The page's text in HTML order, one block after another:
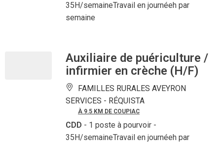
35H/semaineTravail en journéeh par
semaine
Auxiliaire de puériculture /
infirmier en crèche (H/F)
FAMILLES RURALES AVEYRON
SERVICES - RÉQUISTA
À 9.5 KM DE COUPIAC
CDD - 1 poste à pourvoir -
35H/semaineTravail en journéeh par